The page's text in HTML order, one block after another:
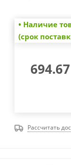
• Наличие
(срок
694.67
Рассчитать